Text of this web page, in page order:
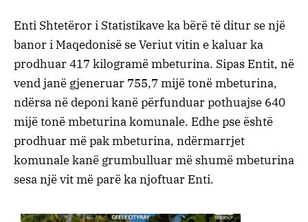
Enti Shtetëror i Statistikave ka bërë të ditur se një
banor i Maqedonisë se Veriut vitin e kaluar ka
prodhuar 417 kilogramë mbeturina. Sipas Entit, në
vend janë gjeneruar 755,7 mijë tonë mbeturina,
ndërsa në deponi kanë përfunduar pothuajse 640
mijë tonë mbeturina komunale. Edhe pse është
prodhuar më pak mbeturina, ndërmarrjet
komunale kanë grumbulluar më shumë mbeturina
sesa një vit më parë ka njoftuar Enti.